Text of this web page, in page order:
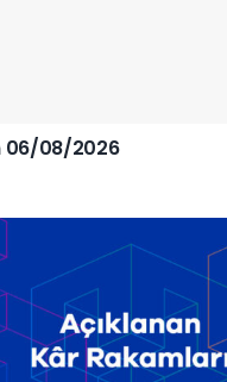
06/08/2026